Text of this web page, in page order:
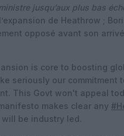
jusqu’aux plus bas
de Heathrow ;
opposé avant son
is core to boosting
seriously our commitment
This Govt won't appeal
makes clear any
be industry led.